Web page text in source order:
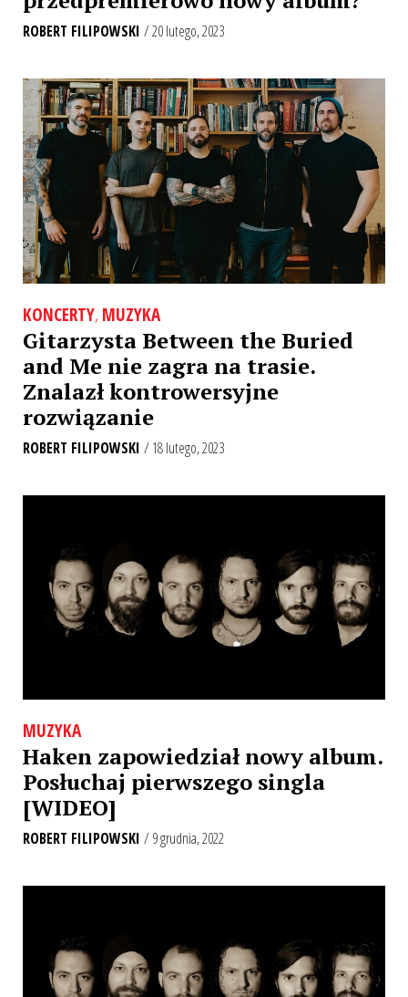
ROBERT FILIPOWSKI / 20 lutego, 2023
KONCERTY, MUZYKA
Gitarzysta Between the Buried
and Me nie zagra na trasie.
Znalazł kontrowersyjne
rozwiązanie
ROBERT FILIPOWSKI / 18 lutego, 2023
MUZYKA
Haken zapowiedział nowy album.
Posłuchaj pierwszego singla
[WIDEO]
ROBERT FILIPOWSKI / 9 grudnia, 2022